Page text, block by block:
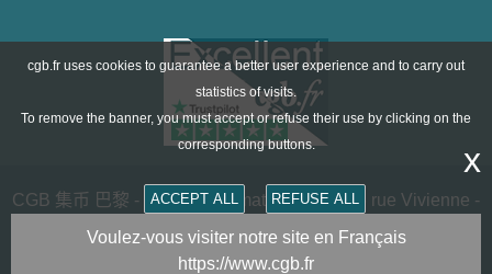
CGB 集币 巴黎 - CGB Numismatics Paris - 36 rue Vivienne -
75002 PARIS FRANCE -contact@cgb.fr
Copyright @1997-2025 - All Rights Reserved
cgb.fr uses cookies to guarantee a better user experience and to carry out
statistics of visits.
To remove the banner, you must accept or refuse their use by clicking on the
corresponding buttons.
ACCEPT ALL REFUSE ALL
x
Voulez-vous visiter notre site en Français
https://www.cgb.fr